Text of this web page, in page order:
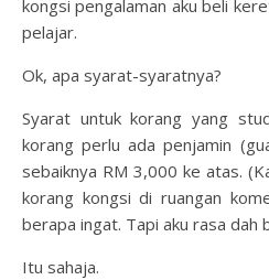
kongsi pengalaman aku beli
pelajar.
Ok, apa syarat-syaratnya?
Syarat untuk korang yang
korang perlu ada penjamin
sebaiknya RM 3,000 ke atas.
korang kongsi di ruangan
berapa ingat. Tapi aku rasa dah
Itu sahaja.